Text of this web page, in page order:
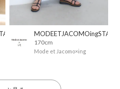
MODEETJACOMOingSTAFF
170cm
Mode et Jacomo×ing